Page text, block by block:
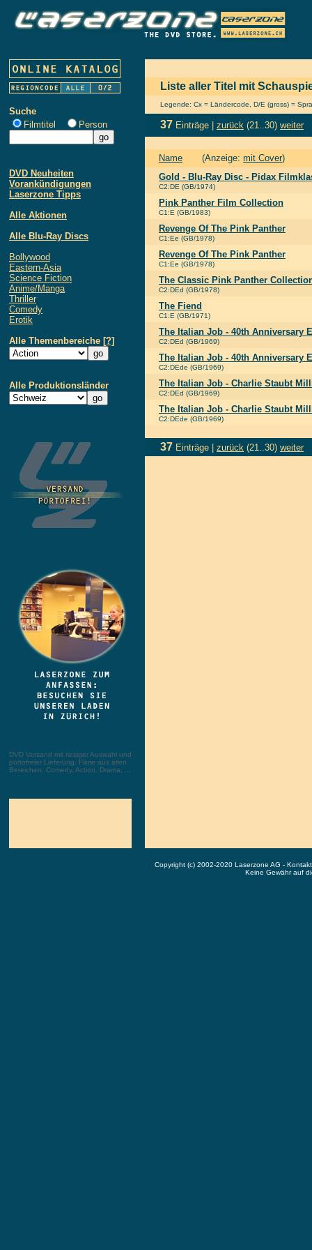
Suche
Filmtitel
Person
DVD Neuheiten
Vorankündigungen
Laserzone Tipps
Alle Aktionen
Alle Blu-Ray Discs
Bollywood
Eastern-Asia
Science Fiction
Anime/Manga
Thriller
Comedy
Erotik
Alle Themenbereiche [?]
Alle Produktionsländer
DVD Versand mit riesiger Auswahl und
portofreier Lieferung. Filme aus allen
Bereichen: Comedy, Action, Drama, ...
Liste aller Titel mit
Legende: Cx = Ländercode, D/E (gross) =
37 Einträge | zurück (21..30) weiter
Name (Anzeige: mit Cover)
Gold - Blu-Ray Disc - Pidax
C2:DE (GB/1974)
Pink Panther Film Collection
C1:E (GB/1983)
Revenge Of The Pink Panther
C1:Ee (GB/1978)
Revenge Of The Pink Panther
C1:Ee (GB/1978)
The Classic Pink Panther
C2:DEd (GB/1978)
The Fiend
C1:E (GB/1971)
The Italian Job - 40th Anniversary
C2:DEd (GB/1969)
The Italian Job - 40th Anniversary
C2:DEde (GB/1969)
The Italian Job - Charlie Staubt
C2:DEd (GB/1969)
The Italian Job - Charlie Staubt
C2:DEde (GB/1969)
37 Einträge | zurück (21..30) weiter
Copyright (c) 2002-2020 Laserzone AG -
Keine Gewähr auf